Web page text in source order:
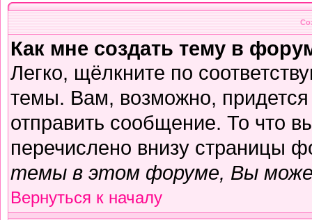
Как мне создать тему в
Легко, щёлкните по
темы. Вам, возможно, придется
отправить сообщение. То что
перечислено внизу страницы
темы в этом форуме, Вы
Вернуться к началу